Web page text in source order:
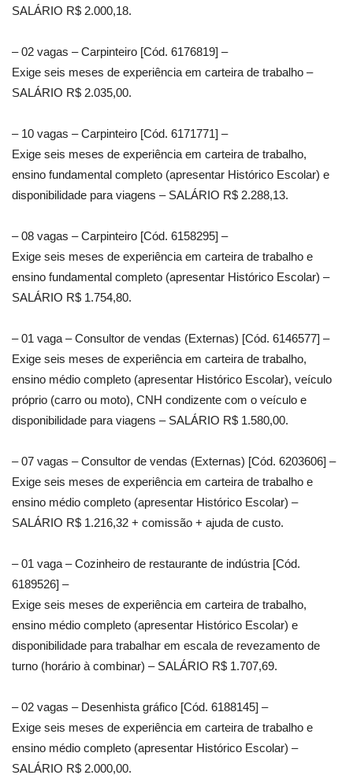
SALÁRIO R$ 2.000,18.
– 02 vagas – Carpinteiro [Cód. 6176819] –
Exige seis meses de experiência em carteira de trabalho –
SALÁRIO R$ 2.035,00.
– 10 vagas – Carpinteiro [Cód. 6171771] –
Exige seis meses de experiência em carteira de trabalho,
ensino fundamental completo (apresentar Histórico Escolar) e
disponibilidade para viagens – SALÁRIO R$ 2.288,13.
– 08 vagas – Carpinteiro [Cód. 6158295] –
Exige seis meses de experiência em carteira de trabalho e
ensino fundamental completo (apresentar Histórico Escolar) –
SALÁRIO R$ 1.754,80.
– 01 vaga – Consultor de vendas (Externas) [Cód. 6146577] –
Exige seis meses de experiência em carteira de trabalho,
ensino médio completo (apresentar Histórico Escolar), veículo
próprio (carro ou moto), CNH condizente com o veículo e
disponibilidade para viagens – SALÁRIO R$ 1.580,00.
– 07 vagas – Consultor de vendas (Externas) [Cód. 6203606] –
Exige seis meses de experiência em carteira de trabalho e
ensino médio completo (apresentar Histórico Escolar) –
SALÁRIO R$ 1.216,32 + comissão + ajuda de custo.
– 01 vaga – Cozinheiro de restaurante de indústria [Cód.
6189526] –
Exige seis meses de experiência em carteira de trabalho,
ensino médio completo (apresentar Histórico Escolar) e
disponibilidade para trabalhar em escala de revezamento de
turno (horário à combinar) – SALÁRIO R$ 1.707,69.
– 02 vagas – Desenhista gráfico [Cód. 6188145] –
Exige seis meses de experiência em carteira de trabalho e
ensino médio completo (apresentar Histórico Escolar) –
SALÁRIO R$ 2.000,00.